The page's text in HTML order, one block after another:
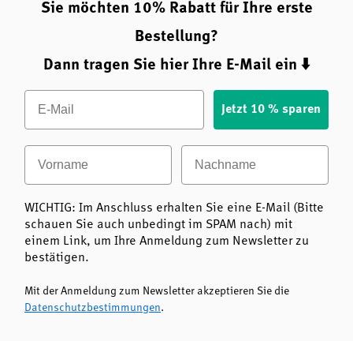
Sie möchten 10% Rabatt für Ihre erste
Bestellung?
Dann tragen Sie hier Ihre E-Mail ein ⬇️
Email
Jetzt 10 % sparen
Vorname Nachname
WICHTIG: Im Anschluss erhalten Sie eine E-Mail (Bitte
schauen Sie auch unbedingt im SPAM nach) mit
einem Link, um Ihre Anmeldung zum Newsletter zu
bestätigen.
Mit der Anmeldung zum Newsletter akzeptieren Sie die
Datenschutzbestimmungen.